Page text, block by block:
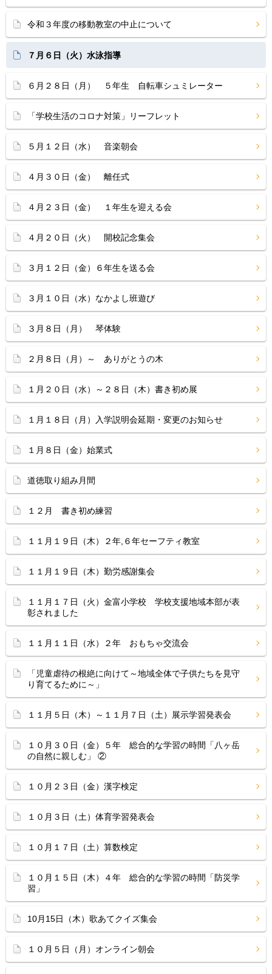
令和３年度の移動教室の中止について
７月６日（火）水泳指導
６月２８日（月） ５年生 自転車シュミレーター
「学校生活のコロナ対策」リーフレット
５月１２日（水） 音楽朝会
４月３０日（金） 離任式
４月２３日（金） １年生を迎える会
４月２０日（火） 開校記念集会
３月１２日（金）６年生を送る会
３月１０日（水）なかよし班遊び
３月８日（月） 琴体験
２月８日（月）～ ありがとうの木
１月２０日（水）～２８日（木）書き初め展
１月１８日（月）入学説明会延期・変更のお知らせ
１月８日（金）始業式
道徳取り組み月間
１２月 書き初め練習
１１月１９日（木）２年,６年セーフティ教室
１１月１９日（木）勤労感謝集会
１１月１７日（火）金富小学校 学校支援地域本部が表
彰されました
１１月１１日（水）２年 おもちゃ交流会
「児童虐待の根絶に向けて～地域全体で子供たちを見守
り育てるために～」
１１月５日（木）～１１月７日（土）展示学習発表会
１０月３０日（金）５年 総合的な学習の時間「八ヶ岳
の自然に親しむ」 ②
１０月２３日（金）漢字検定
１０月３日（土）体育学習発表会
１０月１７日（土）算数検定
１０月１５日（木）４年 総合的な学習の時間「防災学
習」
10月15日（木）歌あてクイズ集会
１０月５日（月）オンライン朝会